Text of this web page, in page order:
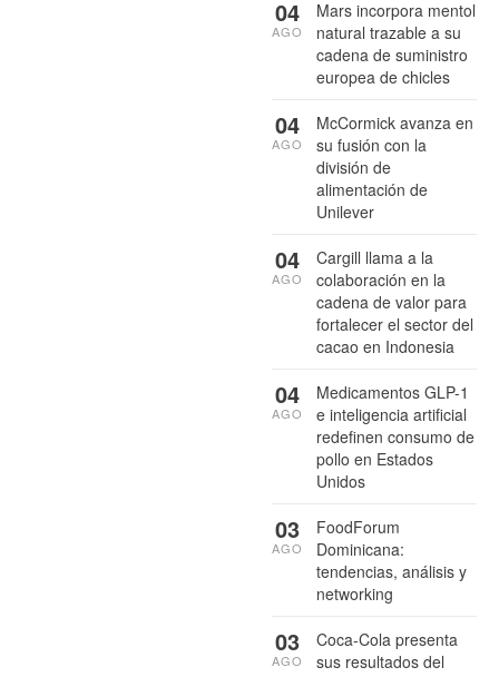
Mars incorpora mentol
natural trazable a su
cadena de suministro
europea de chicles
04
AGO
McCormick avanza en
su fusión con la
división de
alimentación de
Unilever
04
AGO
Cargill llama a la
colaboración en la
cadena de valor para
fortalecer el sector del
cacao en Indonesia
04
AGO
Medicamentos GLP-1
e inteligencia artificial
redefinen consumo de
pollo en Estados
Unidos
04
AGO
FoodForum
Dominicana:
tendencias, análisis y
networking
03
AGO
Coca-Cola presenta
sus resultados del
03
AGO